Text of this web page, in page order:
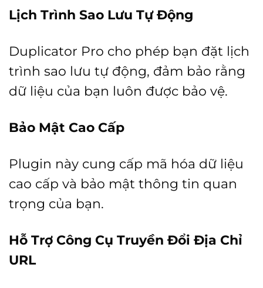
Lịch Trình Sao Lưu Tự Động
Duplicator Pro cho phép bạn đặt lịch
trình sao lưu tự động, đảm bảo rằng
dữ liệu của bạn luôn được bảo vệ.
Bảo Mật Cao Cấp
Plugin này cung cấp mã hóa dữ liệu
cao cấp và bảo mật thông tin quan
trọng của bạn.
Hỗ Trợ Công Cụ Truyền Đổi Địa Chỉ
URL